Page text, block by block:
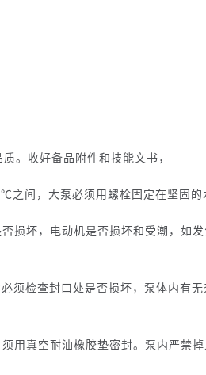
。收好备品附件和技能文书，
间，大泵必须用螺栓固定在坚固的
损坏，电动机是否损坏和受潮，如
须检查封口处是否损坏，泵体内有
用真空耐油橡胶垫密封。泵内严禁掉